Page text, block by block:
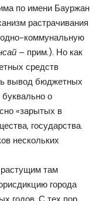
по имени Бауржан
растрачивания
коммунальную
– прим.). Но как
средств
вывод бюджетных
о
«зарытых в
государства.
нескольких
там
города